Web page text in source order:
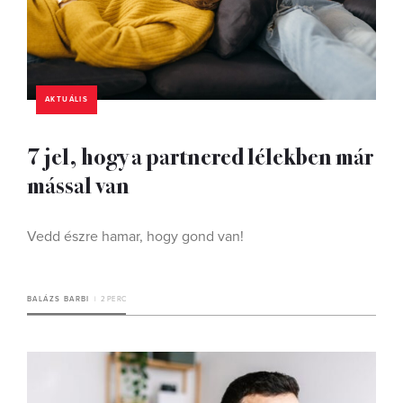
AKTUÁLIS
7 jel, hogy a partnered lélekben már
mással van
Vedd észre hamar, hogy gond van!
BALÁZS BARBI 2 PERC